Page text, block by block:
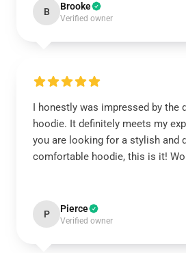
B Brooke
Verified owner
I honestly was impressed by the
hoodie. It definitely meets my
you are looking for a stylish and
comfortable hoodie, this is it!
P Pierce
Verified owner